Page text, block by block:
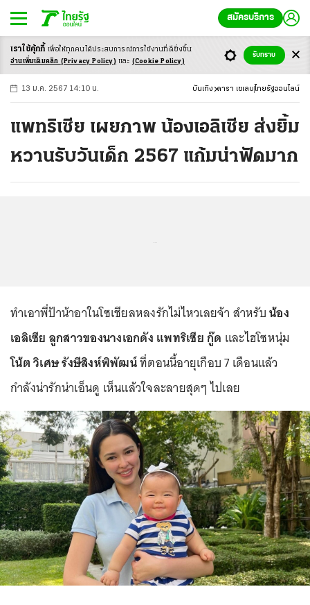
สมัครบริการ
-ก ก ก+
13 ม.ค. 2567 14:10 น. บันเทิง ดารา เซเลบ ไทยรัฐออนไลน์
แพทริเซีย เผยภาพ น้องเอลิเซีย ส่งยิ้ม
หวานรับวันเด็ก 2567 แก้มน่าฟัดมาก
ทำเอาพี่ป้าน้าอาในโซเชียลหลงรักไม่ไหวเลยจ้า สำหรับน้อง
เอลิเซีย ลูกสาวของนางเอกดัง แพทริเซีย กู๊ด และไฮโซหนุ่ม
โน้ต วิเศษ รังษีสิงห์พิพัฒน์ที่ตอนนี้อายุเกือบ 7 เดือนแล้ว
กำลังน่ารักน่าเอ็นดู เห็นแล้วใจละลายสุดๆ ไปเลย
เราใช้คุ้กกี้ เพื่อให้ทุกคนได้ประสบการณ์การใช้งานที่ดียิ่งขึ้น
อ่านเพิ่มเติมคลิก (Privacy Policy) และ (Cookie Policy)
รับทราบ